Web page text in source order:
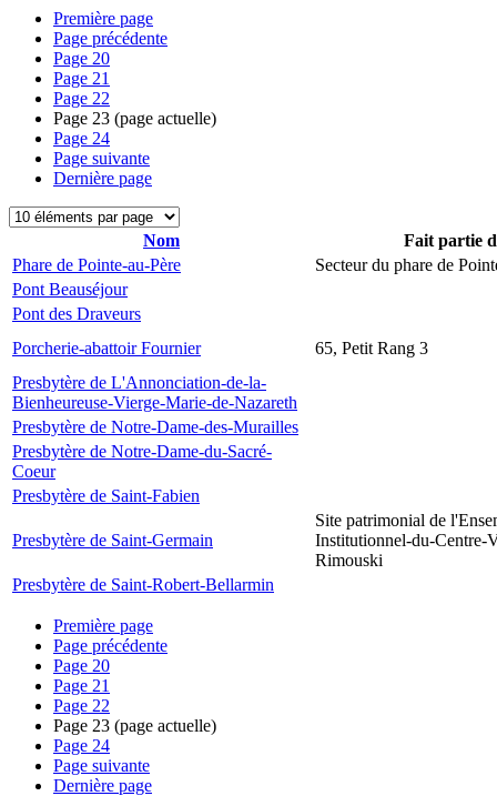
Première page
Page précédente
Page 20
Page 21
Page 22
Page 23 (page actuelle)
Page 24
Page suivante
Dernière page
Nom
Fait partie
Phare de Pointe-au-Père
Secteur du phare de
Pont Beauséjour
Pont des Draveurs
Porcherie-abattoir Fournier
65, Petit Rang 3
Presbytère de L'Annonciation-de-la-
Bienheureuse-Vierge-Marie-de-Nazareth
Presbytère de Notre-Dame-des-Murailles
Presbytère de Notre-Dame-du-Sacré-
Coeur
Presbytère de Saint-Fabien
Presbytère de Saint-Germain
Site patrimonial de
Institutionnel-du-Centre-
Rimouski
Presbytère de Saint-Robert-Bellarmin
Première page
Page précédente
Page 20
Page 21
Page 22
Page 23 (page actuelle)
Page 24
Page suivante
Dernière page